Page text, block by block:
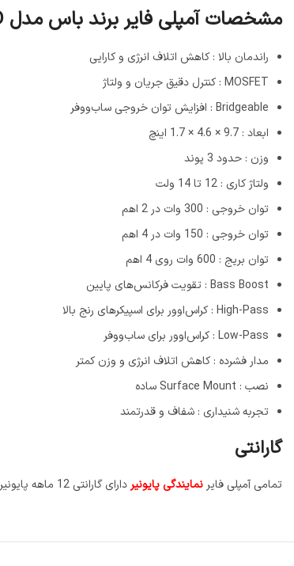
مشخصات آمپلی فایر برند باس مدل BE600.2D
راندمان بالا : کاهش اتلاف انرژی و کارایی
MOSFET : کنترل دقیق جریان و ولتاژ
Bridgeable : افزایش توان خروجی ساب‌ووفر
ابعاد : 9.7 × 4.6 × 1.7 اینچ
وزن : حدود 3 پوند
ولتاژ کاری : 12 تا 14 ولت
توان خروجی : 300 وات در 2 اهم
توان خروجی : 150 وات در 4 اهم
توان بریج : 600 وات روی 4 اهم
Bass Boost : تقویت فرکانس‌های پایین
High-Pass : کراس‌اوور برای اسپیکرهای رنج بالا
Low-Pass : کراس‌اوور برای ساب‌ووفر
مدار فشرده : کاهش اتلاف انرژی و وزن کمتر
نصب : Surface Mount ساده
تجربه شنیداری : شفاف و قدرتمند
گارانتی
تمامی آمپلی فایر نمایندگی پایونیر دارای گارانتی 12 ماهه پایونیران می باشند. برای اطلاع از نحوه فعالسازی گارانتی و شرایط پس از فروش، به صفحه گارانتی سایت مراجعه کنید.